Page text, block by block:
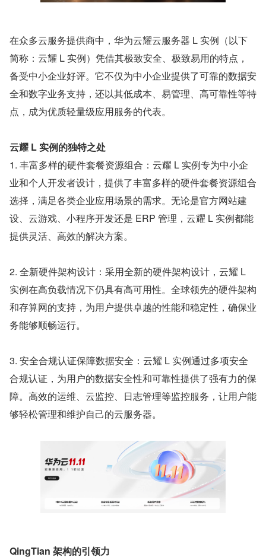
在众多云服务提供商中，华为云耀云服务器 L 实例（以下
简称：云耀 L 实例）凭借其极致安全、极致易用的特点，
备受中小企业好评。它不仅为中小企业提供了可靠的数据安
全和数字业务支持，还以其低成本、易管理、高可靠性等特
点，成为优质轻量级应用服务的代表。
云耀 L 实例的独特之处
1. 丰富多样的硬件套餐资源组合：云耀 L 实例专为中小企
业和个人开发者设计，提供了丰富多样的硬件套餐资源组合
选择，满足各类企业应用场景的需求。无论是官方网站建
设、云游戏、小程序开发还是 ERP 管理，云耀 L 实例都能
提供灵活、高效的解决方案。
2. 全新硬件架构设计：采用全新的硬件架构设计，云耀 L
实例在高负载情况下仍具有高可用性。全球领先的硬件架构
和存算网的支持，为用户提供卓越的性能和稳定性，确保业
务能够顺畅运行。
3. 安全合规认证保障数据安全：云耀 L 实例通过多项安全
合规认证，为用户的数据安全性和可靠性提供了强有力的保
障。高效的运维、云监控、日志管理等监控服务，让用户能
够轻松管理和维护自己的云服务器。
QingTian 架构的引领力